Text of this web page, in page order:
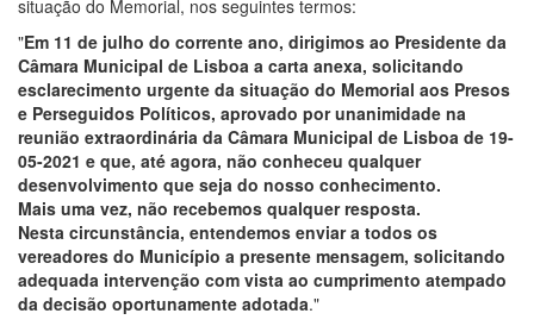
situação do Memorial, nos seguintes termos:
"Em 11 de julho do corrente ano, dirigimos ao Presidente da
Câmara Municipal de Lisboa a carta anexa, solicitando
esclarecimento urgente da situação do Memorial aos Presos
e Perseguidos Políticos, aprovado por unanimidade na
reunião extraordinária da Câmara Municipal de Lisboa de 19-
05-2021 e que, até agora, não conheceu qualquer
desenvolvimento que seja do nosso conhecimento.
Mais uma vez, não recebemos qualquer resposta.
Nesta circunstância, entendemos enviar a todos os
vereadores do Município a presente mensagem, solicitando
adequada intervenção com vista ao cumprimento atempado
da decisão oportunamente adotada."